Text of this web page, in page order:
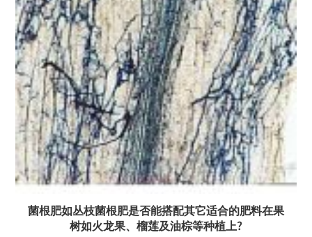
菌根肥如丛枝菌根肥是否能搭配其它适合的肥料在果
树如火龙果、榴莲及油棕等种植上?